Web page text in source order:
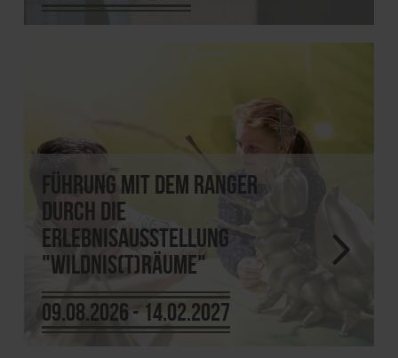
Führung mit dem Ranger
durch die
Erlebnisausstellung
"Wildnis(t)räume"
09.08.2026 - 14.02.2027